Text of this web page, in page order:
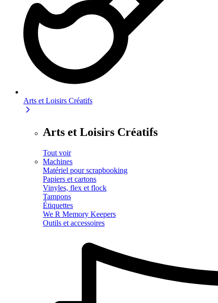
Arts et Loisirs Créatifs
Arts et Loisirs Créatifs
Tout voir
Machines
Matériel pour scrapbooking
Papiers et cartons
Vinyles, flex et flock
Tampons
Étiquettes
We R Memory Keepers
Outils et accessoires